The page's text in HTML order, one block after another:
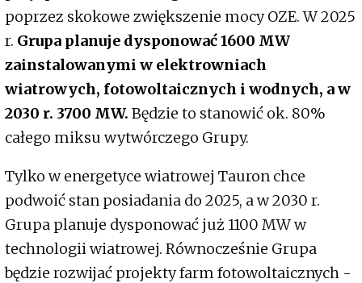
poprzez skokowe zwiększenie mocy OZE. W 2025
r. Grupa planuje dysponować 1600 MW
zainstalowanymi w elektrowniach
wiatrowych, fotowoltaicznych i wodnych, a w
2030 r. 3700 MW. Będzie to stanowić ok. 80%
całego miksu wytwórczego Grupy.
Tylko w energetyce wiatrowej Tauron chce
podwoić stan posiadania do 2025, a w 2030 r.
Grupa planuje dysponować już 1100 MW w
technologii wiatrowej. Równocześnie Grupa
będzie rozwijać projekty farm fotowoltaicznych -